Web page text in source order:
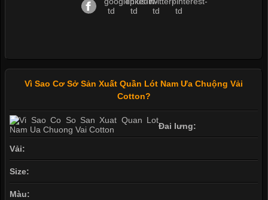
Vì Sao Cơ Sở Sản Xuất Quần Lót Nam Ưa Chuộng Vải
Cotton?
Đai lưng:
Vải:
Size:
Màu: